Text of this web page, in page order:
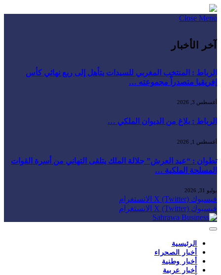
Close Menu
آخر الأخبار
الرباط : المنتخب المغربي للسيدات يتأهل إلى ربع نهائي كأس
إفريقيا متصدراً مجموعته …
أغسطس 3, 2026
الرباط : بلاغ من الديوان الملكي …
أغسطس 1, 2026
تطوان : “عيد العرش” جلالة الملك يتلقى التهاني من أسرة القوات
المسلحة الملكية …
يوليو 31, 2026
فيسبوك X (Twitter) الانستغرام
فيسبوك X (Twitter) الانستغرام
الرئيسية
أخبار الصحراء
أخبار وطنية
أخبار عربية